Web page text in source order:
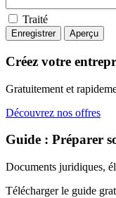
Traité
Créez votre
Gratuitement et
Découvrez nos offres
Guide : Préparer
Documents juridiques,
Télécharger le guide